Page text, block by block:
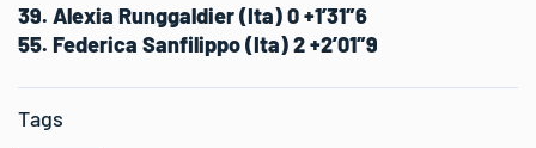
39. Alexia Runggaldier (Ita) 0 +1’31″6
55. Federica Sanfilippo (Ita) 2 +2’01″9
Tags